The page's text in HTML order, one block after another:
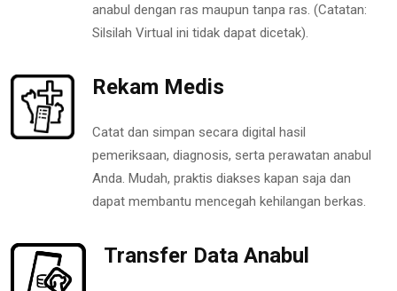
anabul dengan ras maupun tanpa ras. (Catatan:
Silsilah Virtual ini tidak dapat dicetak).
Rekam Medis
Catat dan simpan secara digital hasil
pemeriksaan, diagnosis, serta perawatan anabul
Anda. Mudah, praktis diakses kapan saja dan
dapat membantu mencegah kehilangan berkas.
Transfer Data Anabul